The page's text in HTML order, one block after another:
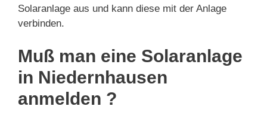
Solaranlage aus und kann diese mit der Anlage
verbinden.
Muß man eine Solaranlage
in Niedernhausen
anmelden ?